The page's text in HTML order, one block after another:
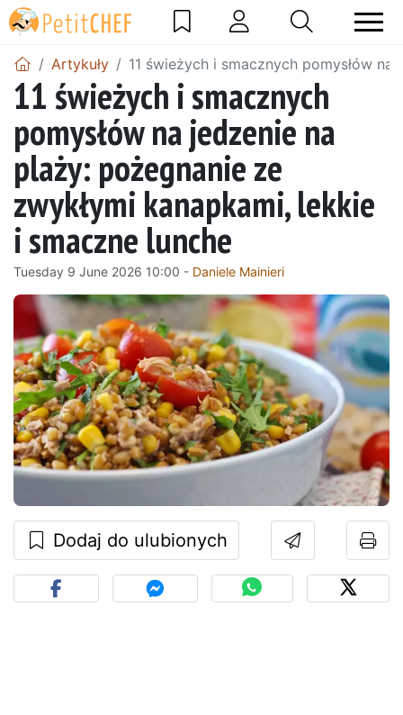
Artykuły 11 świeżych i smacznych pomysłów
11 świeżych i smacznych
pomysłów na jedzenie na
plaży: pożegnanie ze
zwykłymi kanapkami, lekkie
i smaczne lunche
Tuesday 9 June 2026 10:00 - Daniele Mainieri
Dodaj do ulubionych